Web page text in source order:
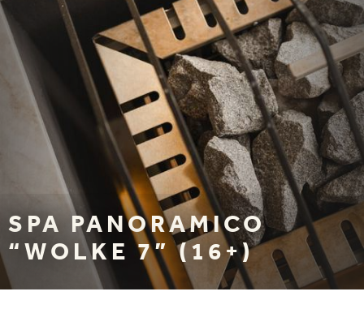
SPA PANORAMICO
“WOLKE 7” (16+)